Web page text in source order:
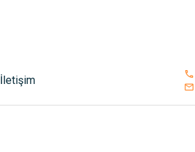
İletişim